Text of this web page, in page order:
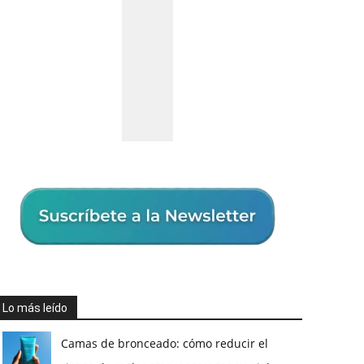
Lo más leído
Camas de bronceado: cómo reducir el